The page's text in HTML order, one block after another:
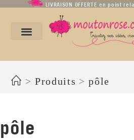
LIVRAISON OFFERTE en point
> Produits > pôle
pôle